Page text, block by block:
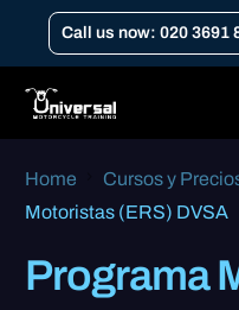
Call us now: 020 3691
Home Cursos y
Motoristas (ERS) DVSA
Programa